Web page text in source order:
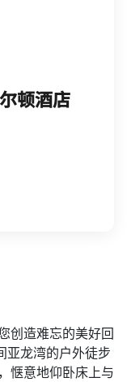
顿酒店
创造难忘的美好回
亚龙湾的户外徒步
惬意地仰卧床上与